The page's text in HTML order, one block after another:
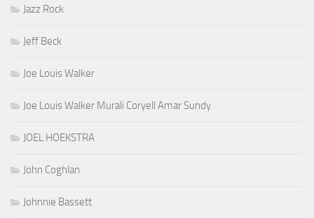
Jazz Rock
Jeff Beck
Joe Louis Walker
Joe Louis Walker Murali Coryell Amar Sundy
JOEL HOEKSTRA
John Coghlan
Johnnie Bassett